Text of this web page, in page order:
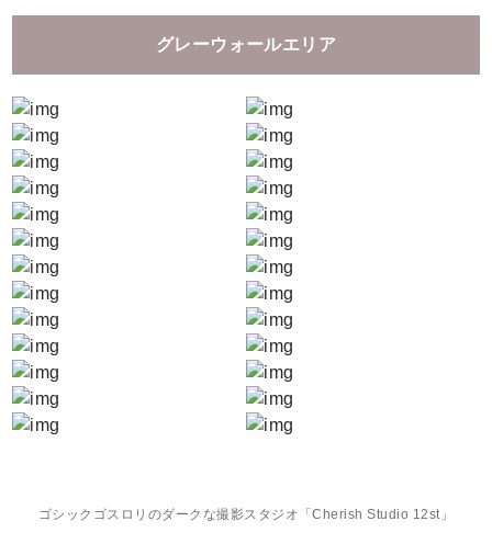
グレーウォールエリア
ゴシックゴスロリのダークな撮影スタジオ「Cherish Studio 12st」